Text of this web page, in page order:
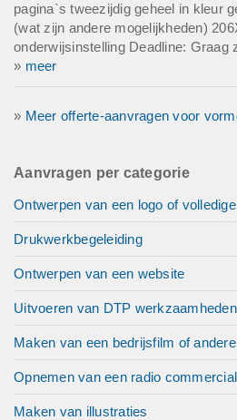
pagina`s tweezijdig geheel in kleur
(wat zijn andere mogelijkheden)
onderwijsinstelling Deadline: Graag
» meer
» Meer offerte-aanvragen voor
Aanvragen per categorie
Ontwerpen van een logo of
Drukwerkbegeleiding
Ontwerpen van een website
Uitvoeren van DTP werkzaamheden
Maken van een bedrijsfilm of
Opnemen van een radio commercial
Maken van illustraties